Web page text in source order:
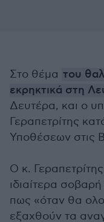
Στο θέμα του
εκρηκτικά στη
Δευτέρα, και ο
Γεραπετρίτης
Υποθέσεων στις
Ο κ.
ιδιαίτερα
πως «όταν θα
εξαχθούν τα